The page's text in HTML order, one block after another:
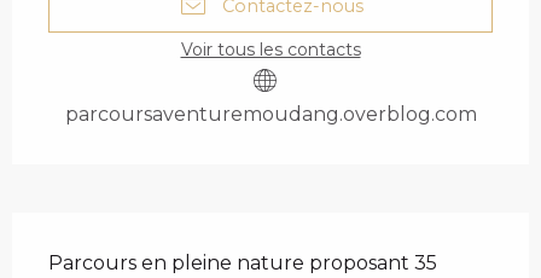
Contactez-nous
Voir tous les contacts
parcoursaventuremoudang.overblog.com
Parcours en pleine nature proposant 35